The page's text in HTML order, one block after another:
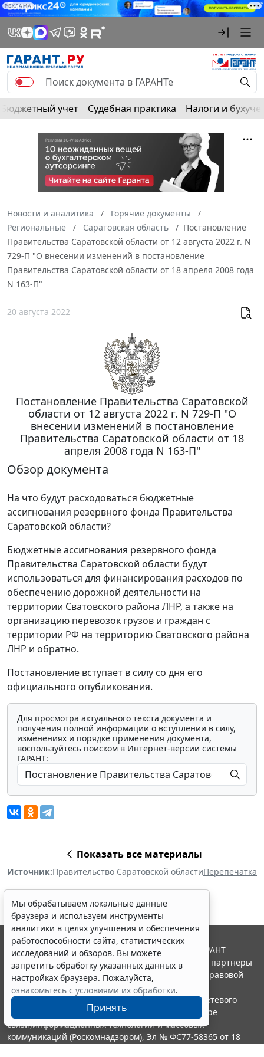
РЕКЛАМА
Бюджетный учет Судебная практика Налоги и
Новости и аналитика
Горячие документы
Региональные
Саратовская область
Постановление
Правительства Саратовской области от 12 августа 2022 г. N
729-П "О внесении изменений в постановление
Правительства Саратовской области от 18 апреля 2008 года
N 163-П"
20 августа 2022
Постановление Правительства Саратовской
области от 12 августа 2022 г. N 729-П "О
внесении изменений в постановление
Правительства Саратовской области от 18
апреля 2008 года N 163-П"
Обзор документа
На что будут расходоваться бюджетные
ассигнования резервного фонда Правительства
Саратовской области?
Бюджетные ассигнования резервного фонда
Правительства Саратовской области будут
использоваться для финансирования расходов по
обеспечению дорожной деятельности на
территории Сватовского района ЛНР, а также на
организацию перевозок грузов и граждан с
территории РФ на территорию Сватовского района
ЛНР и обратно.
Постановление вступает в силу со дня его
официального опубликования.
Для просмотра актуального текста документа и
получения полной информации о вступлении в силу,
изменениях и порядке применения документа,
воспользуйтесь поиском в Интернет-версии системы
ГАРАНТ:
Показать все материалы
Источник:Правительство Саратовской областиПерепечатка
Мы обрабатываем локальные данные
браузера и используем инструменты
аналитики в целях улучшения и обеспечения
работоспособности сайта, статистических
исследований и обзоров. Вы можете
запретить обработку указанных данных в
настройках браузера. Пожалуйста,
ознакомьтесь с условиями их обработки.
Принять
© ООО "НПП "ГАРАНТ-СЕРВИС", 2026. Система ГАРАНТ
выпускается с 1990 года. Компания "Гарант" и ее партнеры
являются участниками Российской ассоциации правовой
информации ГАРАНТ.
Портал ГАРАНТ.РУ зарегистрирован в качестве сетевого
издания Федеральной службой по надзору в сфере
связи,информационных технологий и массовых
коммуникаций (Роскомнадзором), Эл № ФС77-58365 от 18